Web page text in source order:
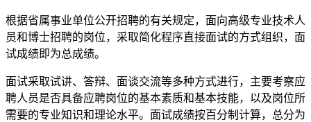
根据省属事业单位公开招聘的有关规定，面向高级专业技术人
员和博士招聘的岗位，采取简化程序直接面试的方式组织，面
试成绩即为总成绩。
面试采取试讲、答辩、面谈交流等多种方式进行，主要考察应
聘人员是否具备应聘岗位的基本素质和基本技能，以及岗位所
需要的专业知识和理论水平。面试成绩按百分制计算，总分为